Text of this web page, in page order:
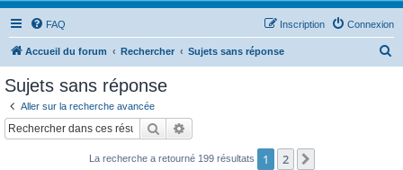
FAQ Connexion
Inscription
Accueil du forum Rechercher Sujets sans réponse
Sujets sans réponse
Aller sur la recherche avancée
Rechercher
La recherche a retourné 199 résultats 1 2